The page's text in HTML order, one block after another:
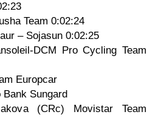
Team 0:02:24
– Sojasun 0:02:25
DCM Pro Cycling Team
Europcar
Sungard
(CRc) Movistar Team